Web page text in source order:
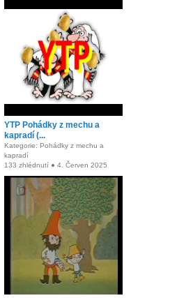
YTP Pohádky z mechu a
kapradí (...
Kategorie: Pohádky z mechu a
kapradí
133 zhlédnutí ● 4. Červen 2025